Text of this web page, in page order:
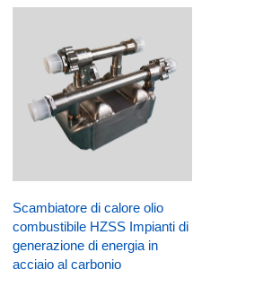
Scambiatore di calore olio
combustibile HZSS Impianti di
generazione di energia in
acciaio al carbonio